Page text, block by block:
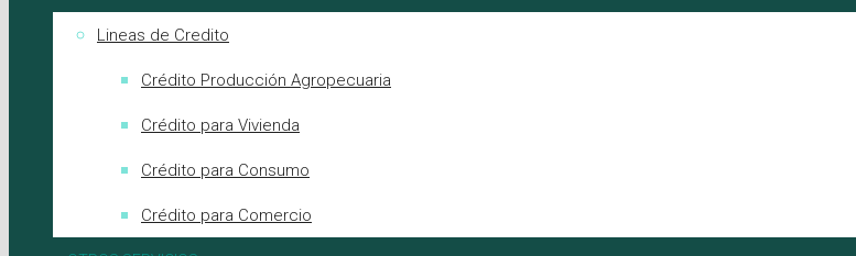
Lineas de Credito
Crédito Producción Agropecuaria
Crédito para Vivienda
Crédito para Consumo
Crédito para Comercio